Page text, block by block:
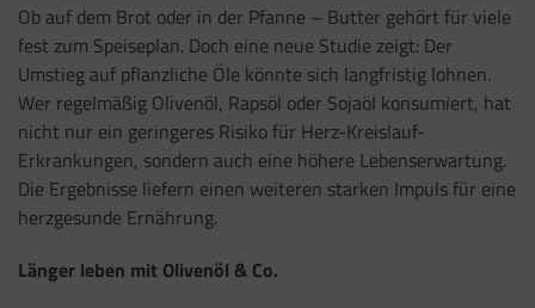
Ob auf dem Brot oder in der Pfanne – Butter gehört für viele
fest zum Speiseplan. Doch eine neue Studie zeigt: Der
Umstieg auf pflanzliche Öle könnte sich langfristig lohnen.
Wer regelmäßig Olivenöl, Rapsöl oder Sojaöl konsumiert, hat
nicht nur ein geringeres Risiko für Herz-Kreislauf-
Erkrankungen, sondern auch eine höhere Lebenserwartung.
Die Ergebnisse liefern einen weiteren starken Impuls für eine
herzgesunde Ernährung.
Länger leben mit Olivenöl & Co.